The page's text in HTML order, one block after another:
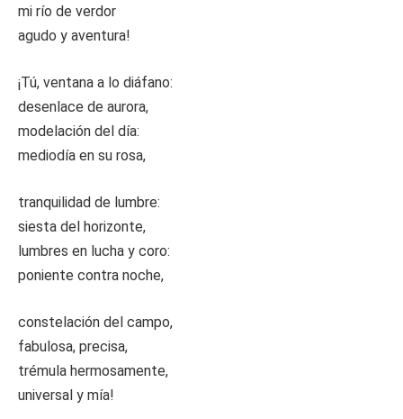
mi río de verdor
agudo y aventura!
¡Tú, ventana a lo diáfano:
desenlace de aurora,
modelación del día:
mediodía en su rosa,
tranquilidad de lumbre:
siesta del horizonte,
lumbres en lucha y coro:
poniente contra noche,
constelación del campo,
fabulosa, precisa,
trémula hermosamente,
universal y mía!